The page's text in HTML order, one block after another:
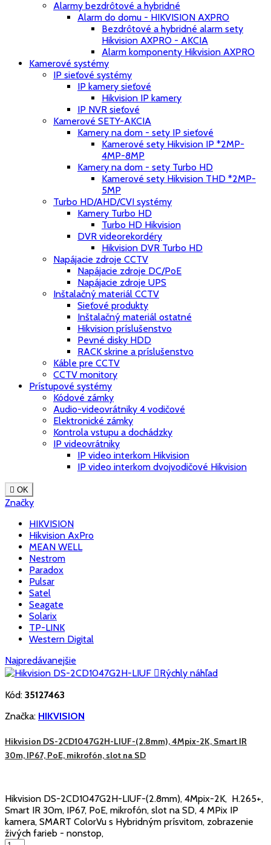
Alarmy bezdrôtové a hybridné
Alarm do domu - HIKVISION AXPRO
Bezdrôtové a hybridné alarm sety
Hikvision AXPRO - AKCIA
Alarm komponenty Hikvision AXPRO
Kamerové systémy
IP sieťové systémy
IP kamery sieťové
Hikvision IP kamery
IP NVR sieťové
Kamerové SETY-AKCIA
Kamery na dom - sety IP sieťové
Kamerové sety Hikvision IP *2MP-
4MP-8MP
Kamery na dom - sety Turbo HD
Kamerové sety Hikvision THD *2MP-
5MP
Turbo HD/AHD/CVI systémy
Kamery Turbo HD
Turbo HD Hikvision
DVR videorekordéry
Hikvision DVR Turbo HD
Napájacie zdroje CCTV
Napájacie zdroje DC/PoE
Napájacie zdroje UPS
Inštalačný materiál CCTV
Sieťové produkty
Inštalačný materiál ostatné
Hikvision príslušenstvo
Pevné disky HDD
RACK skrine a príslušenstvo
Káble pre CCTV
CCTV monitory
Prístupové systémy
Kódové zámky
Audio-videovrátniky 4 vodičové
Elektronické zámky
Kontrola vstupu a dochádzky
IP videovrátniky
IP video interkom Hikvision
IP video interkom dvojvodičové Hikvision
 OK
Značky
HIKVISION
Hikvision AxPro
MEAN WELL
Nestrom
Paradox
Pulsar
Satel
Seagate
Solarix
TP-LINK
Western Digital
Najpredávanejšie
Rýchly náhľad
Kód: 35127463
Značka: HIKVISION
Hikvision DS-2CD1047G2H-LIUF-(2.8mm), 4Mpix-2K, Smart IR
30m, IP67, PoE, mikrofón, slot na SD
Hikvision DS-2CD1047G2H-LIUF-(2.8mm), 4Mpix-2K, H.265+,
Smart IR 30m, IP67, PoE, mikrofón, slot na SD, 4 MPix IP
kamera, SMART ColorVu s Hybridným prísvitom, zobrazenie
živých farieb - nonstop,